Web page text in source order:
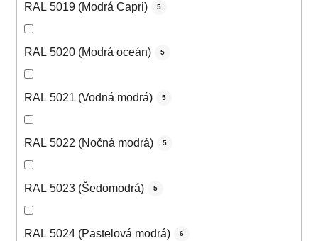
RAL 5019 (Modrá Capri) 5
RAL 5020 (Modrá oceán) 5
RAL 5021 (Vodná modrá) 5
RAL 5022 (Nočná modrá) 5
RAL 5023 (Šedomodrá) 5
RAL 5024 (Pastelová modrá) 6